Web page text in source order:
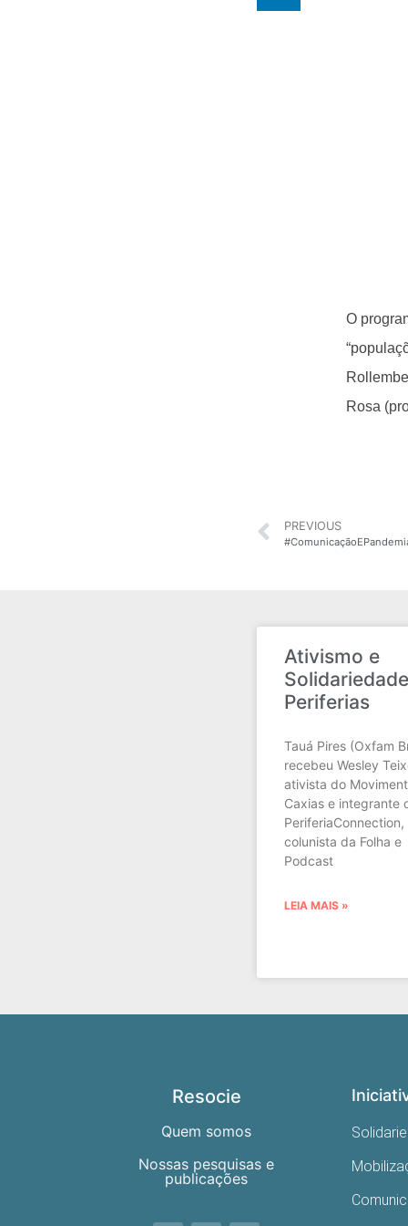
O
Rosa
PREVIOUS
Ativismo e
Periferias
Tauá Pires (Oxfam
recebeu Wesley
ativista do
Caxias e integrante
PeriferiaConnection,
colunista da Folha e
Podcast
LEIA MAIS »
Resocie
Quem somos
Nossas pesquisas e
publicações